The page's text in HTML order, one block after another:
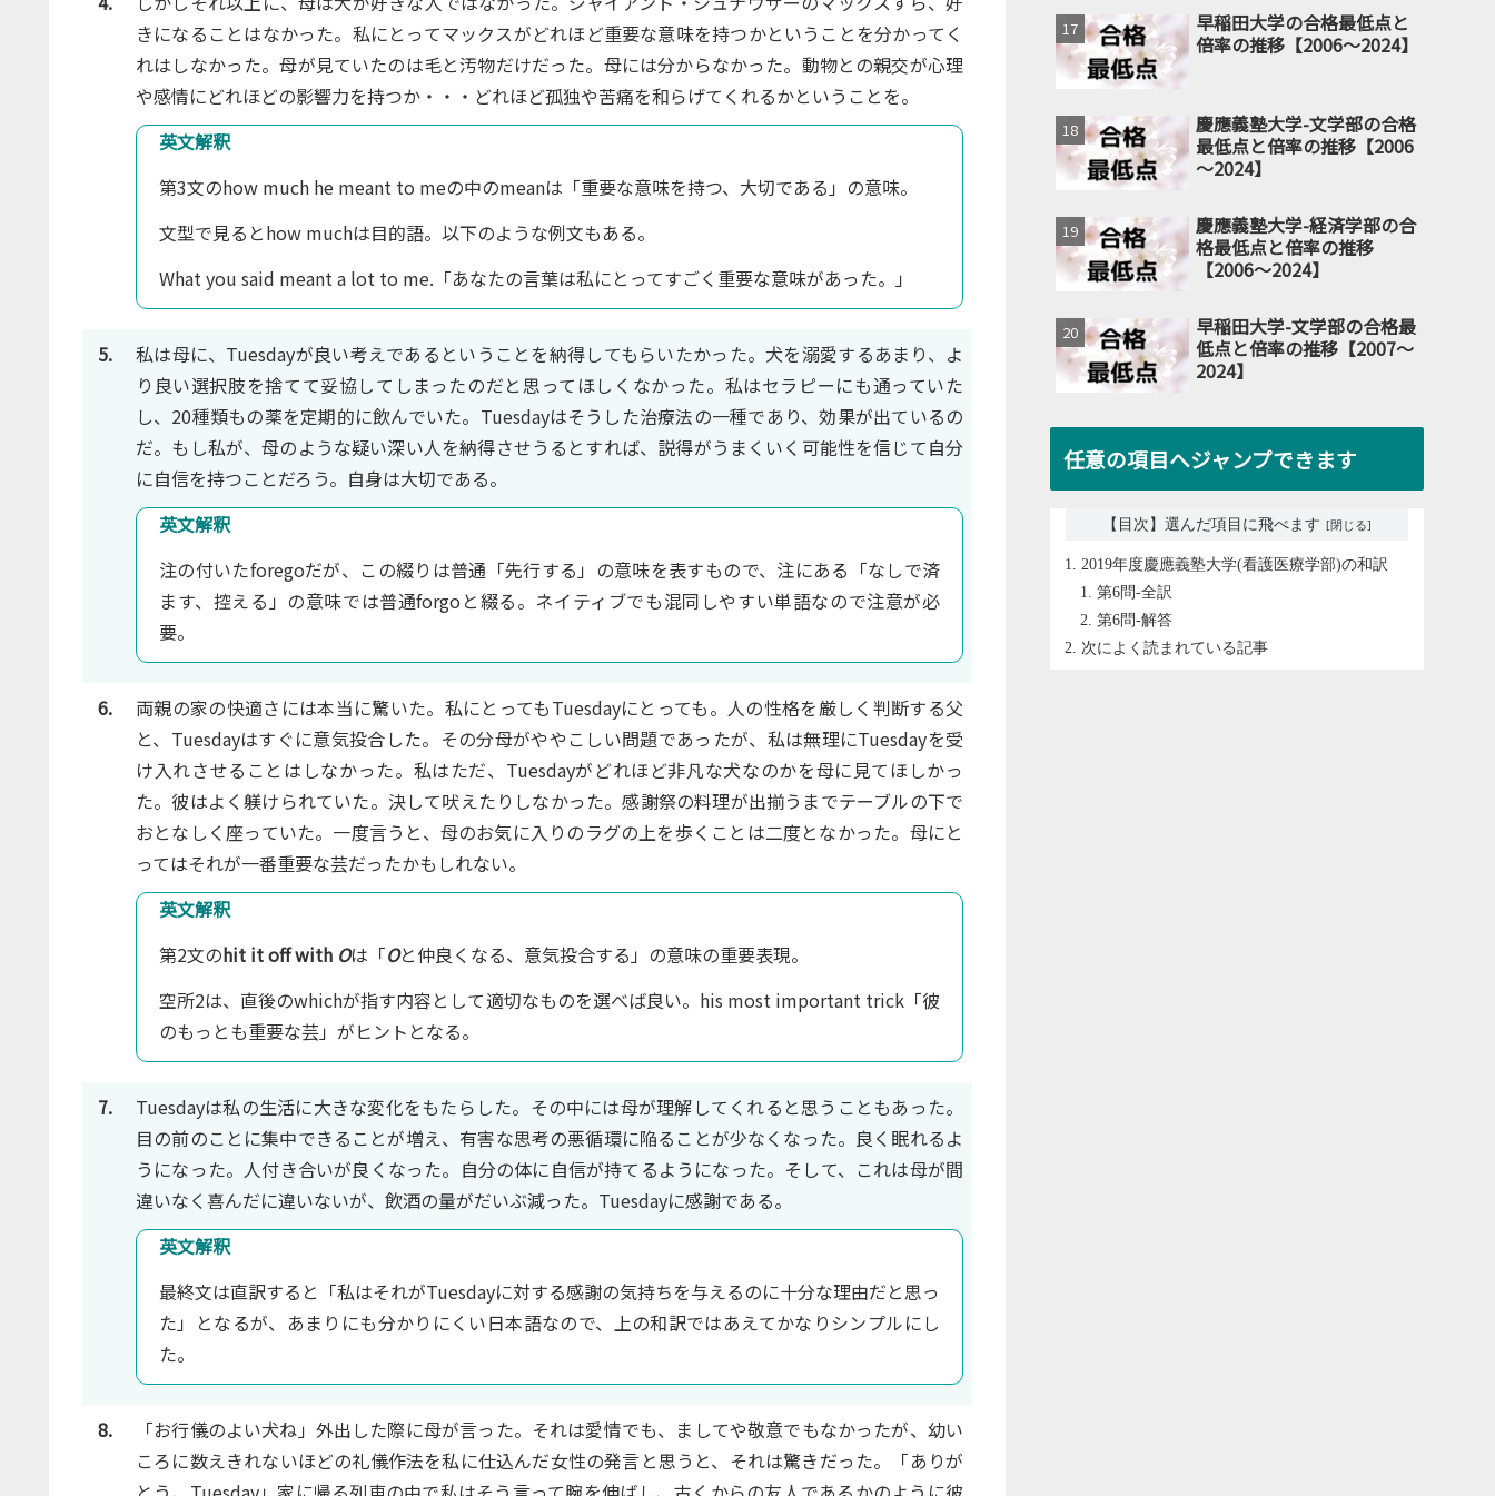
きになることはなかった。私にとってマックスがどれほど重要な意味を持つかということを分かってく
れはしなかった。母が見ていたのは毛と汚物だけだった。母には分からなかった。動物との親交が心理
や感情にどれほどの影響力を持つか・・・どれほど孤独や苦痛を和らげてくれるかということを。
英文解釈
第3文のhow much he meant to meの中のmeanは「重要な意味を持つ、大切である」の意味。
文型で見るとhow muchは目的語。以下のような例文もある。
What you said meant a lot to me.「あなたの言葉は私にとってすごく重要な意味があった。」
5.
私は母に、Tuesdayが良い考えであるということを納得してもらいたかった。犬を溺愛するあまり、よ
り良い選択肢を捨てて妥協してしまったのだと思ってほしくなかった。私はセラピーにも通っていた
し、20種類もの薬を定期的に飲んでいた。Tuesdayはそうした治療法の一種であり、効果が出ているの
だ。もし私が、母のような疑い深い人を納得させうるとすれば、説得がうまくいく可能性を信じて自分
に自信を持つことだろう。自身は大切である。
英文解釈
注の付いたforegoだが、この綴りは普通「先行する」の意味を表すもので、注にある「なしで済
ます、控える」の意味では普通forgoと綴る。ネイティブでも混同しやすい単語なので注意が必
要。
6.
両親の家の快適さには本当に驚いた。私にとってもTuesdayにとっても。人の性格を厳しく判断する父
と、Tuesdayはすぐに意気投合した。その分母がややこしい問題であったが、私は無理にTuesdayを受
け入れさせることはしなかった。私はただ、Tuesdayがどれほど非凡な犬なのかを母に見てほしかっ
た。彼はよく躾けられていた。決して吠えたりしなかった。感謝祭の料理が出揃うまでテーブルの下で
おとなしく座っていた。一度言うと、母のお気に入りのラグの上を歩くことは二度となかった。母にと
ってはそれが一番重要な芸だったかもしれない。
英文解釈
第2文のhit it off with Oは「Oと仲良くなる、意気投合する」の意味の重要表現。
空所2は、直後のwhichが指す内容として適切なものを選べば良い。his most important trick「彼
のもっとも重要な芸」がヒントとなる。
7.
Tuesdayは私の生活に大きな変化をもたらした。その中には母が理解してくれると思うこともあった。
目の前のことに集中できることが増え、有害な思考の悪循環に陥ることが少なくなった。良く眠れるよ
うになった。人付き合いが良くなった。自分の体に自信が持てるようになった。そして、これは母が間
違いなく喜んだに違いないが、飲酒の量がだいぶ減った。Tuesdayに感謝である。
英文解釈
最終文は直訳すると「私はそれがTuesdayに対する感謝の気持ちを与えるのに十分な理由だと思っ
た」となるが、あまりにも分かりにくい日本語なので、上の和訳ではあえてかなりシンプルにし
た。
8.
「お行儀のよい犬ね」外出した際に母が言った。それは愛情でも、ましてや敬意でもなかったが、幼い
ころに数えきれないほどの礼儀作法を私に仕込んだ女性の発言と思うと、それは驚きだった。「ありが
早稲田大学の合格最低点と
倍率の推移【2006～2024】
慶應義塾大学-文学部の合格
最低点と倍率の推移【2006
～2024】
慶應義塾大学-経済学部の合
格最低点と倍率の推移
【2006～2024】
早稲田大学-文学部の合格最
低点と倍率の推移【2007～
2024】
任意の項目へジャンプできます
【目次】選んだ項目に飛べます
2019年度慶應義塾大学(看護医療学部)の和訳
第6問-全訳
第6問-解答
次によく読まれている記事